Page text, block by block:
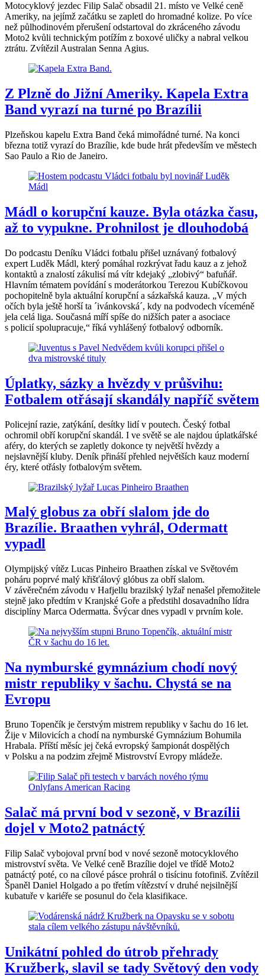
Motocyklový jezdec Filip Salač obsadil 21. místo ve Velké ceně
Ameriky, na jejímž začátku se zapletl do hromadné kolize. Po více
než půlhodinovém přerušení odstartoval do zkráceného závodu
Moto2 kvůli technickým potížím z boxové uličky a nabral velkou
ztrátu. Zvítězil Australan Senna Agius.
Z Plzně do Jižní Ameriky. Kapela Extra
Band vyrazí na turné po Brazílii
Plzeňskou kapelu Extra Band čeká mimořádné turné. Na konci
března totiž vyrazí do Brazílie, kde bude hrát především ve městech
Sao Paulo a Rio de Janeiro.
Mádl o korupční kauze. Byla otázka času,
až to vypukne. Prohnilost je dlouhodobá
Do podcastu Deníku Vládci fotbalu přišel uznávaný fotbalový
expert Luděk Mádl, který pomáhal rozkrývat řadu kauz a z jehož
kontaktů a znalostí zákulisí má vítr kdejaký „zlobivý“ bafuňář.
Hlavním tématem povídání s moderátorkou Terezou Kubíčkovou
pochopitelně byla aktuální korupční a sázkařská kauza. „V mých
očích byla ještě horší ta ´ivánkovská´, kdy na podvodech víceméně
jela celá liga. Současná míří spíše do nižších pater a asociace
s policií spolupracuje,“ říká vyhlášený fotbalový odborník.
Úplatky, sázky a hvězdy v průšvihu:
Fotbalem otřásají skandály napříč světem
Policejní razie, zatýkání, desítky lidí v poutech. Český fotbal
ochromil obří korupční skandál. I ve světě se ale najdou úplatkářské
aféry, do kterých se zapletly dokonce ty největší hvězdy a
nejslavnější kluby. Deník přináší přehled největších kauz moderní
éry, které otřásly fotbalovým světem.
Malý globus za obří slalom jde do
Brazílie. Braathen vyhrál, Odermatt
vypadl
Olympijský vítěz Lucas Pinheiro Braathen získal ve Světovém
poháru poprvé malý křišťálový glóbus za obří slalom.
V závěrečném závodu v Hafjellu brazilský lyžař nenašel přemožitele
stejně jako předtím v Kranjské Goře a předstihl dosavadního lídra
disciplíny Marca Odermatta. Švýcar dnes vypadl v prvním kole.
Na nymburské gymnázium chodí nový
mistr republiky v šachu. Chystá se na
Evropu
Bruno Topenčík je čerstvým mistrem republiky v šachu do 16 let.
Žije v Milovicích a chodí na nymburské Gymnázium Bohumila
Hrabala. Příští měsíc jej čeká evropský šampionát dospělých
v Polsku a na podzim zřejmě Mistrovství Evropy mládeže.
Salač má první bod v sezoně, v Brazílii
dojel v Moto2 patnáctý
Filip Salač vybojoval první bod v nové sezoně motocyklového
mistrovství světa. Ve Velké ceně Brazílie dojel ve třídě Moto2
patnáctý poté, co na cílové pásce prohrál o tisícinu fotofiniš. Zvítězil
Španěl Daniel Holgado a po třetím vítězství v druhé nejsilnější
kubatuře v kariéře se posunul do čela klasifikace.
Unikátní pohled do útrob přehrady
Kružberk, slavil se tady Světový den vody